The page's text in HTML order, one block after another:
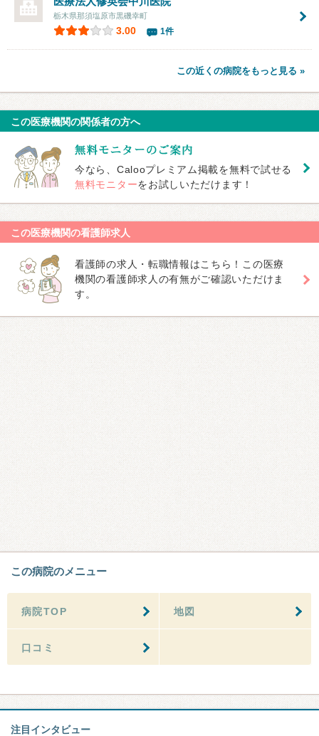
栃木県那須塩原市黒磯幸町
3.00 1件
この近くの病院をもっと見る »
この医療機関の関係者の方へ
今なら、Calooプレミアム掲載を無料で試せる
無料モニターをお試しいただけます！
この医療機関の看護師求人
看護師の求人・転職情報はこちら！この医療
機関の看護師求人の有無がご確認いただけま
す。
この病院のメニュー
病院TOP 地図
口コミ
注目インタビュー